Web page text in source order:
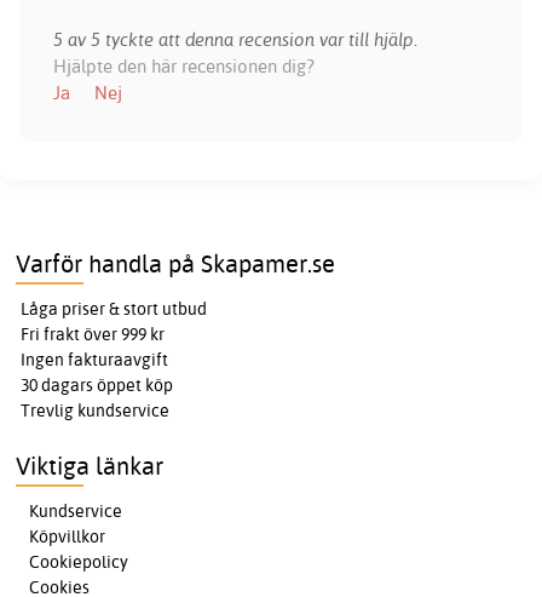
5 av 5 tyckte att denna recension var till hjälp.
Hjälpte den här recensionen dig?
Ja
Nej
Varför handla på Skapamer.se
Låga priser & stort utbud
Fri frakt över 999 kr
Ingen fakturaavgift
30 dagars öppet köp
Trevlig kundservice
Viktiga länkar
Kundservice
Köpvillkor
Cookiepolicy
Cookies